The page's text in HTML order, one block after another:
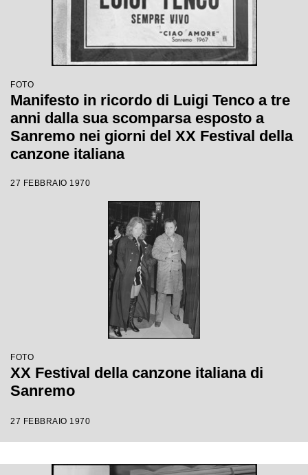
FOTO
Manifesto in ricordo di Luigi Tenco a tre
anni dalla sua scomparsa esposto a
Sanremo nei giorni del XX Festival della
canzone italiana
27 FEBBRAIO 1970
FOTO
XX Festival della canzone italiana di
Sanremo
27 FEBBRAIO 1970